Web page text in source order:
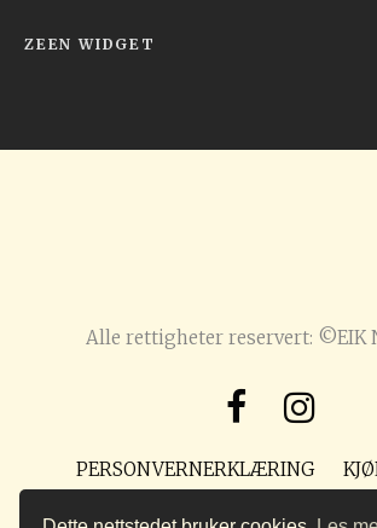
ZEEN WIDGET
Alle rettigheter reservert: ©EIK
PERSONVERNERKLÆRING